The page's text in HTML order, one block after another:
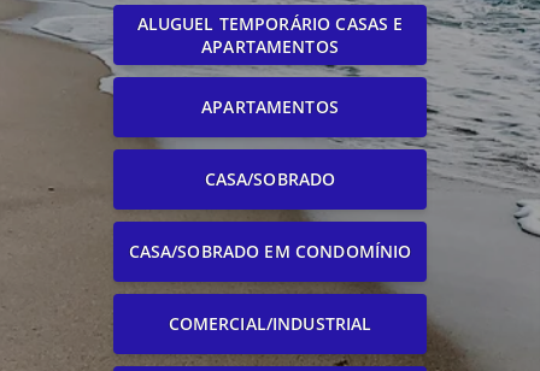
ALUGUEL TEMPORÁRIO CASAS E
APARTAMENTOS
APARTAMENTOS
CASA/SOBRADO
CASA/SOBRADO EM CONDOMÍNIO
COMERCIAL/INDUSTRIAL